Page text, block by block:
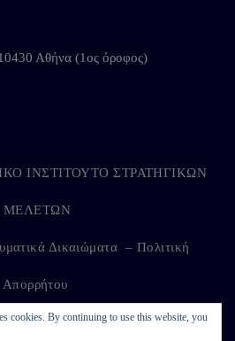
Αθήνα (1ος όροφος)
cookies. By continuing to use this website, you
ΙΝΣΤΙΤΟΥΤΟ ΣΤΡΑΤΗΓΙΚΩΝ
ΜΕΛΕΤΩΝ
Δικαιώματα – Πολιτική
Απορρήτου